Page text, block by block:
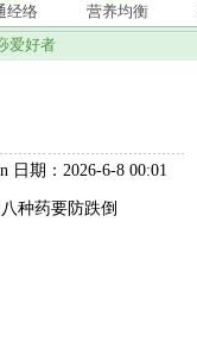
经络 营养均衡
爱好者
日期：2026-6-8 00:01
种药要防跌倒